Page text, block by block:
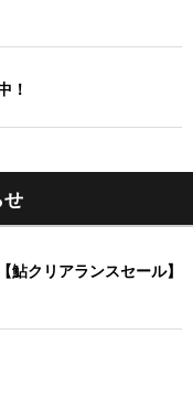
！
せ
クリアランスセール】